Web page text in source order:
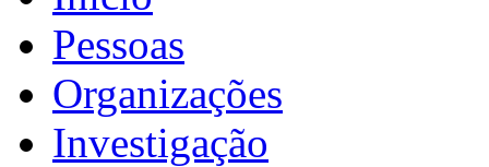
Pessoas
Organizações
Investigação